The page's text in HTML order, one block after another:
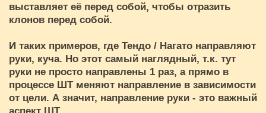
выставляет её перед собой, чтобы отразить
клонов перед собой.
И таких примеров, где Тендо / Нагато направляют
руки, куча. Но этот самый наглядный, т.к. тут
руки не просто направлены 1 раз, а прямо в
процессе ШТ меняют направление в зависимости
от цели. А значит, направление руки - это важный